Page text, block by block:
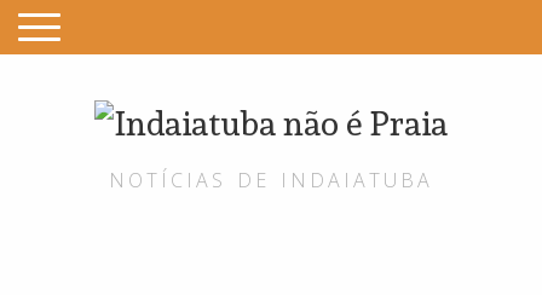
NOTÍCIAS DE INDAIATUBA